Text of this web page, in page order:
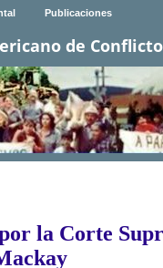
Publicaciones
de
la Corte